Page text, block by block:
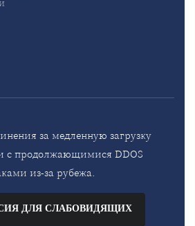
за медленную загрузку
с продолжающимися DDOS
из-за рубежа.
ДЛЯ СЛАБОВИДЯЩИХ